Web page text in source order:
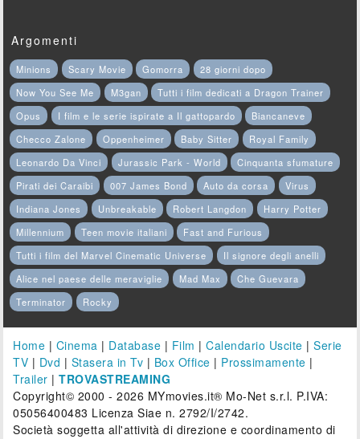
Argomenti
Minions Scary Movie Gomorra
28 giorni dopo
Now You See Me
M3gan
Tutti i film dedicati a Dragon Trainer
Opus
I film e le serie ispirate a Il gattopardo
Biancaneve
Checco Zalone
Oppenheimer Baby Sitter
Royal Family
Leonardo Da Vinci
Jurassic Park - World
Cinquanta sfumature
Pirati dei Caraibi
007 James Bond Auto da corsa
Virus
Indiana Jones
Unbreakable Robert Langdon
Harry Potter
Millennium
Teen movie italiani
Fast and Furious
Tutti i film del Marvel Cinematic Universe
Il signore degli anelli
Alice nel paese delle meraviglie
Mad Max
Che Guevara
Terminator
Rocky
Home | Cinema | Database | Film |Calendario Uscite |Serie
TV | Dvd | Stasera in Tv | Box Office | Prossimamente |
Trailer |TROVASTREAMING
Copyright© 2000 - 2026 MYmovies.it® Mo-Net s.r.l. P.IVA:
05056400483 Licenza Siae n. 2792/I/2742.
Società soggetta all'attività di direzione e coordinamento di